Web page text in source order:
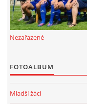
Nezařazené
FOTOALBUM
Mladší žáci